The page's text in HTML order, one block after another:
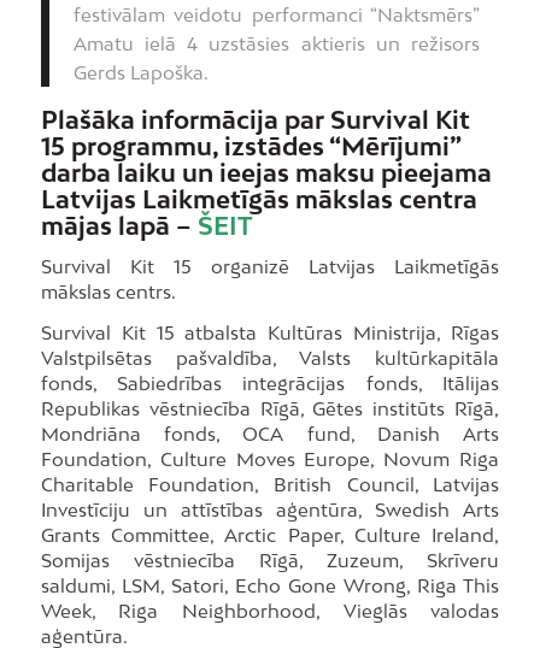
festivālam veidotu performanci “Naktsmērs”
Amatu ielā 4 uzstāsies aktieris un režisors
Gerds Lapoška.
Plašāka informācija par Survival Kit
15 programmu, izstādes “Mērījumi”
darba laiku un ieejas maksu pieejama
Latvijas Laikmetīgās mākslas centra
mājas lapā – ŠEIT
Survival Kit 15 organizē Latvijas Laikmetīgās
mākslas centrs.
Survival Kit 15 atbalsta Kultūras Ministrija, Rīgas
Valstpilsētas pašvaldība, Valsts kultūrkapitāla
fonds, Sabiedrības integrācijas fonds, Itālijas
Republikas vēstniecība Rīgā, Gētes institūts Rīgā,
Mondriāna fonds, OCA fund, Danish Arts
Foundation, Culture Moves Europe, Novum Riga
Charitable Foundation, British Council, Latvijas
Investīciju un attīstības aģentūra, Swedish Arts
Grants Committee, Arctic Paper, Culture Ireland,
Somijas vēstniecība Rīgā, Zuzeum, Skrīveru
saldumi, LSM, Satori, Echo Gone Wrong, Riga This
Week, Riga Neighborhood, Vieglās valodas
aģentūra.